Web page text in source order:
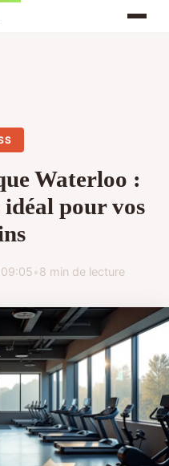
Waterloo :
idéal pour vos
•8 min de lecture